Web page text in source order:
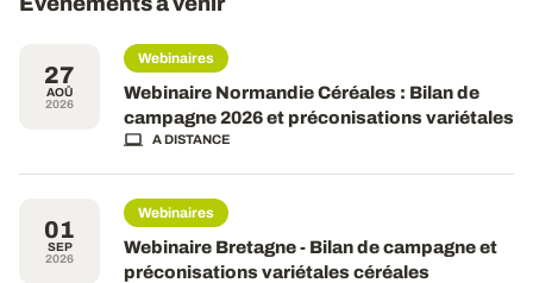
27
AOÛ
2026
Webinaires
Webinaire Normandie Céréales : Bilan de
campagne 2026 et préconisations variétales
A DISTANCE
01
SEP
2026
Webinaires
Webinaire Bretagne - Bilan de campagne et
préconisations variétales céréales